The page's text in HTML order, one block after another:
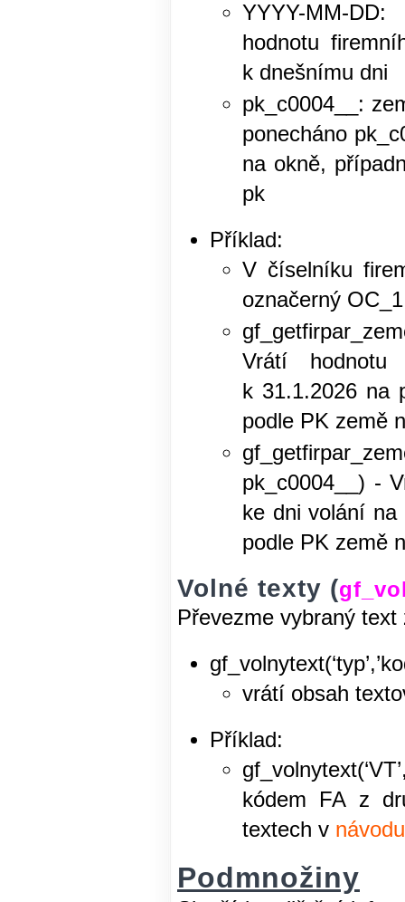
YYYY-MM-
hodnotu
k dnešnímu dni
pk_c0004__:
ponecháno
na okně,
pk
Příklad:
V číselníku
označerný OC_1
Vrátí
k 31.1.2026 na
podle PK země
pk_c0004__) -
ke dni volání na
podle PK země
Volné texty (
Převezme vybraný
vrátí obsah
Příklad:
kódem FA z
textech v
Podmnožiny